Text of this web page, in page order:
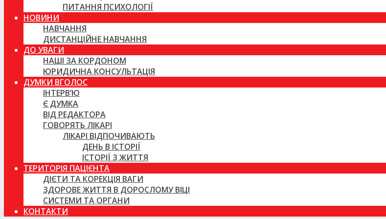
ПИТАННЯ ПСИХОЛОГІЇ
НОВИНИ
НАВЧАННЯ
ДИСТАНЦІЙНЕ НАВЧАННЯ
ДО УВАГИ
НАШІ ЗА КОРДОНОМ
ЮРИДИЧНА КОНСУЛЬТАЦІЯ
ДУМКИ ВГОЛОС
ІНТЕРВ’Ю
Є ДУМКА
ВІД РЕДАКТОРА
ГОВОРЯТЬ ЛІКАРІ
ЛІКАРІ ВІДПОЧИВАЮТЬ
ДЕНЬ В ІСТОРІЇ
ІСТОРІЇ З ЖИТТЯ
ТЕРИТОРІЯ ПАЦІЄНТА
ДІЄТИ ТА КОРЕКЦІЯ ВАГИ
ЗДОРОВЕ ЖИТТЯ В ДОРОСЛОМУ ВІЦІ
СИСТЕМИ ТА ОРГАНИ
КОНТАКТИ